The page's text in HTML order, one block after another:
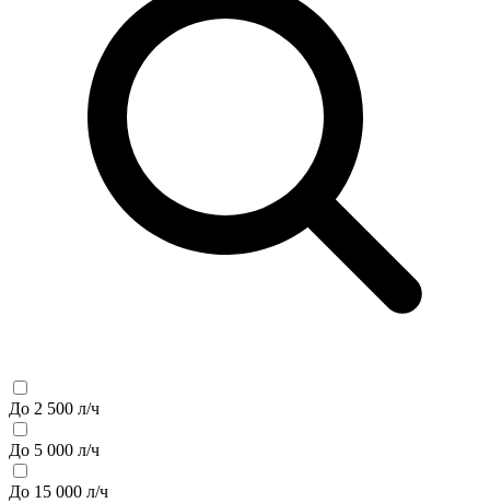
До 2 500 л/ч
До 5 000 л/ч
До 15 000 л/ч